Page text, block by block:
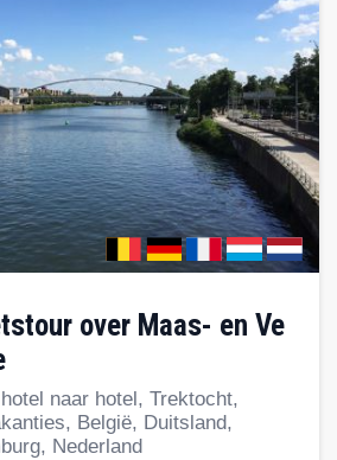
naar hotel, Trektocht,
België, Duitsland,
Nederland